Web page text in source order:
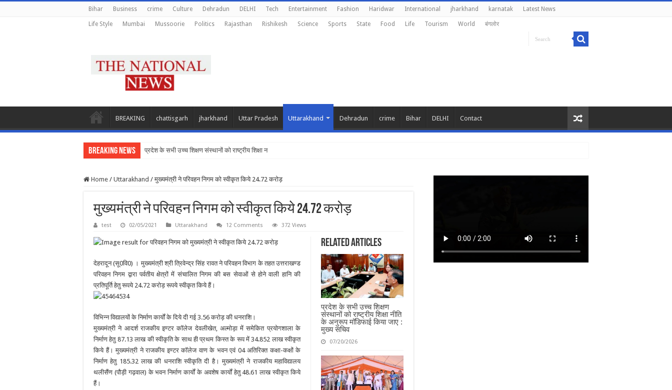
Bihar Business crime Culture Dehradun DELHI Tech Entertainment Fashion Haridwar International jharkhand karnatak Latest News
Life Style Mumbai Mussoorie Politics Rajasthan Rishikesh Science Sports State Food Life Tourism World बंगलोर
BREAKING chattisgarh jharkhand Uttar Pradesh Uttarakhand Dehradun crime Bihar DELHI Contact
Breaking News प्रदेश के सभी उच्च शिक्षण संस्थानों को राष्ट्रीय शिक्षा नीति के अनुरूप मॉडिफाई किय
Home / Uttarakhand / मुख्यमंत्री ने परिवहन निगम को स्वीकृत किये 24.72 करोड़
मुख्यमंत्री ने परिवहन निगम को स्वीकृत किये 24.72 करोड़
test 02/05/2021 Uttarakhand 12 Comments 372 Views
Related Articles
प्रदेश के सभी उच्च शिक्षण
संस्थानों को राष्ट्रीय शिक्षा नीति
के अनुरूप मॉडिफाई किया जाए :
मुख्य सचिव
07/20/2026
देहरादून (सू0वि0) ।मुख्यमंत्री श्री त्रिवेन्द्र सिंह रावत ने परिवहन विभाग के तहत उत्तराखण्ड
परिवहन निगम द्वारा पर्वतीय क्षेत्रों में संचालित निगम की बस सेवाओं से होने वाली हानि की
प्रतिपूर्ति हेतु रूपये 24.72 करोड़ रूपये स्वीकृत किये हैं।
विभिन्न विद्यालयों के निर्माण कार्यों के दिये दी गई 3.56 करोड़ की धनराशि।
मुख्यमंत्री ने आदर्श राजकीय इण्टर कॉलेज देवलीखेत, अल्मोड़ा में समेकित प्रयोगशाला के
निर्माण हेतु 87.13 लाख की स्वीकृति के साथ ही प्रथम किस्त के रूप में 34.852 लाख स्वीकृत
किये हैं। मुख्यमंत्री ने राजकीय इण्टर कॉलेज वाण के भवन एवं 04 अतिरिक्त कक्षा-कक्षों के
निर्माण हेतु 185.32 लाख की धनराशि स्वीकृति दी है। मुख्यमंत्री ने राजकीय महाविद्यालय
थलीसैंण (पौड़ी गढ़वाल) के भवन निर्माण कार्यों के अवशेष कार्यों हेतु 48.61 लाख स्वीकृत किये
हैं।